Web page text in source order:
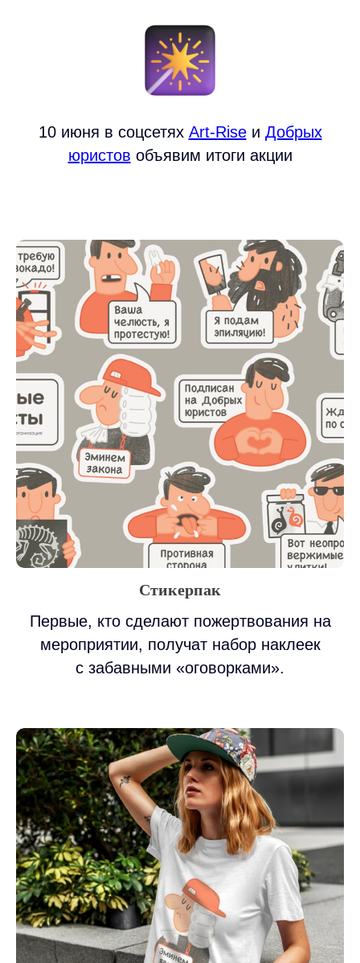
10 июня в соцсетях Art-Riseи Добрых
юристов объявим итоги акции
Стикерпак
Первые, кто сделают пожертвования на
мероприятии, получат набор наклеек
с забавными «оговорками».